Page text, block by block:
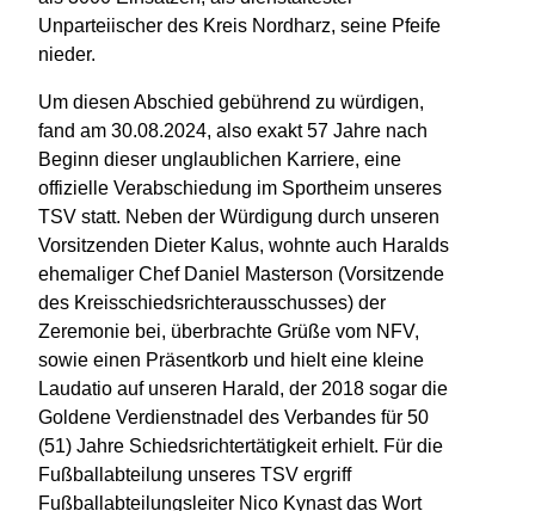
Unparteiischer des Kreis Nordharz, seine Pfeife
nieder.
Um diesen Abschied gebührend zu würdigen,
fand am 30.08.2024, also exakt 57 Jahre nach
Beginn dieser unglaublichen Karriere, eine
offizielle Verabschiedung im Sportheim unseres
TSV statt. Neben der Würdigung durch unseren
Vorsitzenden Dieter Kalus, wohnte auch Haralds
ehemaliger Chef Daniel Masterson (Vorsitzende
des Kreisschiedsrichterausschusses) der
Zeremonie bei, überbrachte Grüße vom NFV,
sowie einen Präsentkorb und hielt eine kleine
Laudatio auf unseren Harald, der 2018 sogar die
Goldene Verdienstnadel des Verbandes für 50
(51) Jahre Schiedsrichtertätigkeit erhielt. Für die
Fußballabteilung unseres TSV ergriff
Fußballabteilungsleiter Nico Kynast das Wort